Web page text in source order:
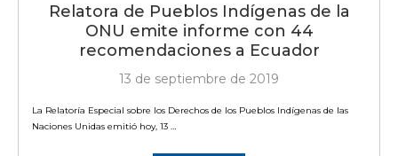
Relatora de Pueblos Indígenas de la
ONU emite informe con 44
recomendaciones a Ecuador
13 de septiembre de 2019
La Relatoría Especial sobre los Derechos de los Pueblos Indígenas de las
Naciones Unidas emitió hoy, 13 …